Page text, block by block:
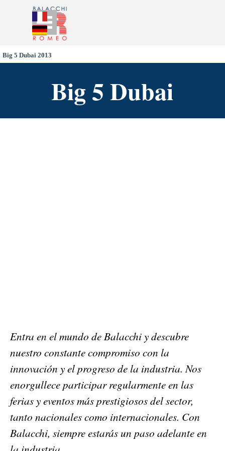
Skip menu
Big 5 Dubai 2013
Big 5 Dubai
Entra en el mundo de Balacchi y descubre
nuestro constante compromiso con la
innovación y el progreso de la industria. Nos
enorgullece participar regularmente en las
ferias y eventos más prestigiosos del sector,
tanto nacionales como internacionales. Con
Balacchi, siempre estarás un paso adelante en